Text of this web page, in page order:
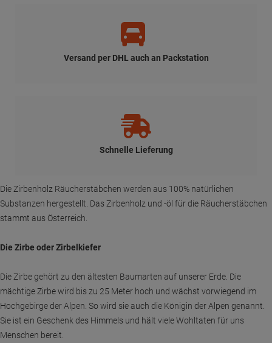
Versand per DHL auch an Packstation
Schnelle Lieferung
Die Zirbenholz Räucherstäbchen werden aus 100% natürlichen
Substanzen hergestellt. Das Zirbenholz und -öl für die Räucherstäbchen
stammt aus Österreich.
Die Zirbe oder Zirbelkiefer
Die Zirbe gehört zu den ältesten Baumarten auf unserer Erde. Die
mächtige Zirbe wird bis zu 25 Meter hoch und wächst vorwiegend im
Hochgebirge der Alpen. So wird sie auch die Königin der Alpen genannt.
Sie ist ein Geschenk des Himmels und hält viele Wohltaten für uns
Menschen bereit.